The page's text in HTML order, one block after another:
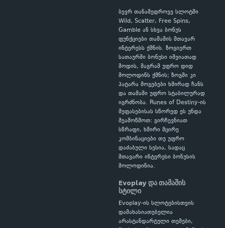
ბევრ თანამედროვე სლოტში
Wild, Scatter, Free Spins,
Gamble ან სხვა ბონუს
ფუნქციები თამაშის მთავარ
ინტერესს ქმნის. ზოგიერთ
სათაურში ბონუსი იშვიათად
მოდის, მაგრამ უფრო დიდ
მოლოდინს ქმნის; ზოგში კი
პატარა მოგებები ხშირად ჩანს
და თამაში უფრო სტაბილურად
იგრძნობა. Runes of Destiny-ის
შეფასებისას სწორედ ეს უნდა
შეამოწმოთ: გირჩევნიათ
სწრაფი, ხშირი მცირე
კომბინაციები თუ უფრო
დაძაბული სესია, სადაც
მთავარი ინტერესი ბონუსის
მოლოდინია.
Evoplay და თამაშის
სტილი
Evoplay-ის სლოტებისთვის
დამახასიათებელია
არასტანდარტული თემები,